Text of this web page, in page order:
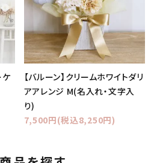
ケ
【バルーン】クリームホワイトダリ
アアレンジ M(名入れ・文字入
り)
7,500円(税込8,250円)